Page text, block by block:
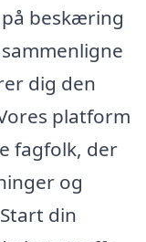
beskæring
dig den
platform
fagfolk, der
og
din